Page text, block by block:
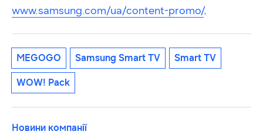
www.samsung.com/ua/content-promo/.
MEGOGO Samsung Smart TV Smart TV
WOW! Pack
Новини компанії